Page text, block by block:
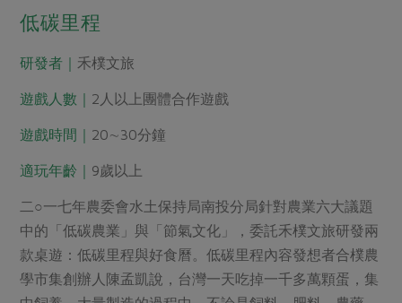
低碳里程
研發者｜ 禾樸文旅
遊戲人數｜ 2人以上團體合作遊戲
遊戲時間｜ 20∼30分鐘
適玩年齡｜ 9歲以上
二○一七年農委會水土保持局南投分局針對農業六大議題
中的「低碳農業」與「節氣文化」，委託禾樸文旅研發兩
款桌遊：低碳里程與好食曆。低碳里程內容發想者合樸農
學市集創辦人陳孟凱說，台灣一天吃掉一千多萬顆蛋，集